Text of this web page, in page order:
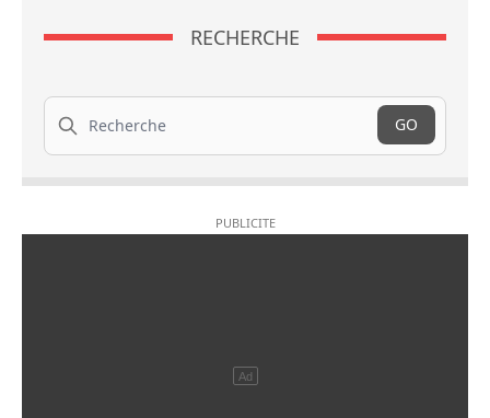
RECHERCHE
Recherche
GO